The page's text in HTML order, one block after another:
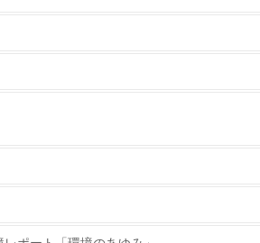
：森林保全活動＜植林、天然林保護、間伐